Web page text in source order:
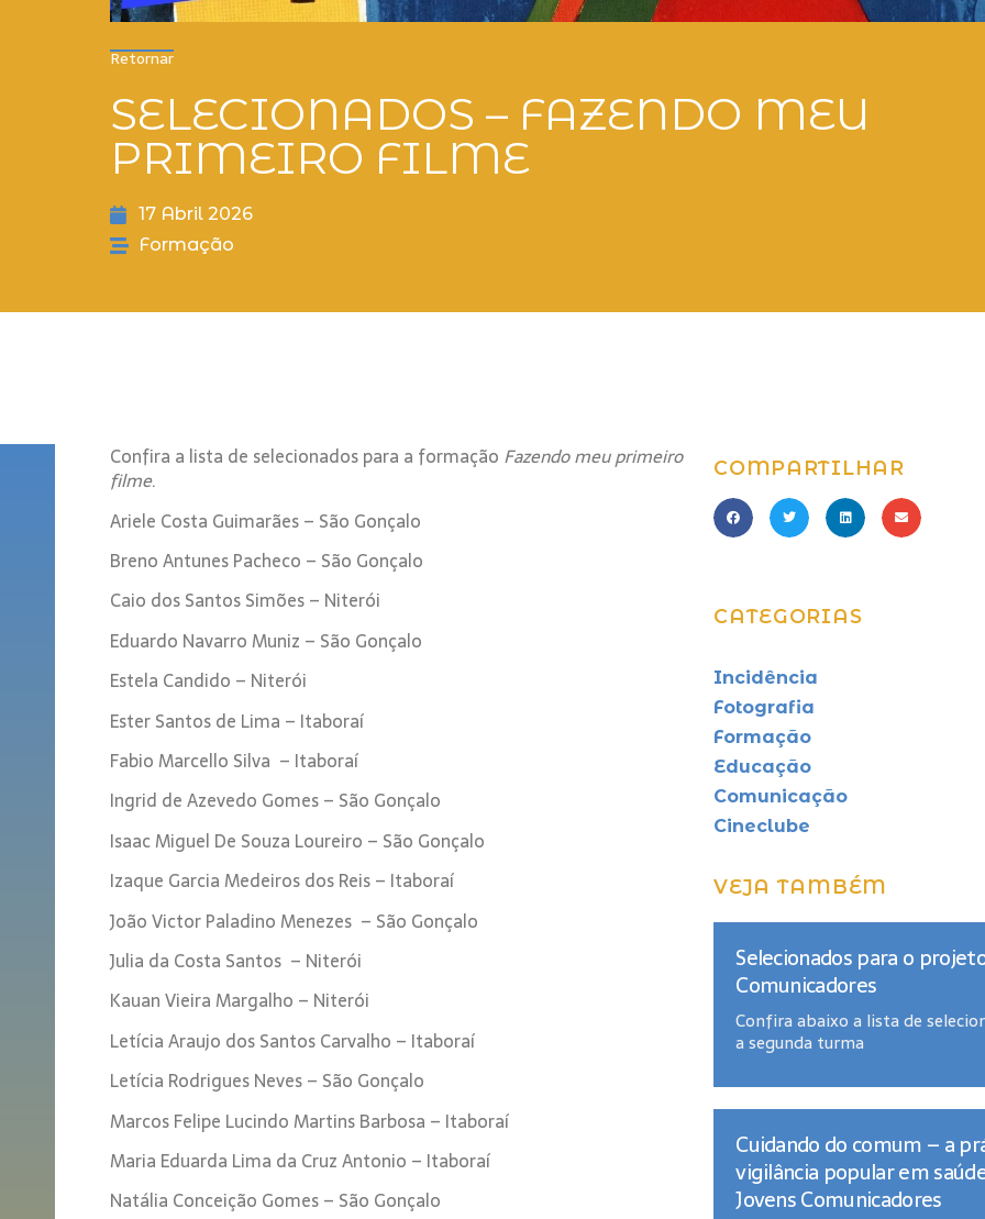
Retornar
SELECIONADOS – FAZENDO MEU
PRIMEIRO FILME
17 Abril 2026
Formação
Confira a lista de selecionados para a formação Fazendo meu primeiro
filme.
Ariele Costa Guimarães – São Gonçalo
Breno Antunes Pacheco – São Gonçalo
Caio dos Santos Simões – Niterói
Eduardo Navarro Muniz – São Gonçalo
Estela Candido – Niterói
Ester Santos de Lima – Itaboraí
Fabio Marcello Silva – Itaboraí
Ingrid de Azevedo Gomes – São Gonçalo
Isaac Miguel De Souza Loureiro – São Gonçalo
Izaque Garcia Medeiros dos Reis – Itaboraí
João Victor Paladino Menezes – São Gonçalo
Julia da Costa Santos – Niterói
Kauan Vieira Margalho – Niterói
Letícia Araujo dos Santos Carvalho – Itaboraí
Letícia Rodrigues Neves – São Gonçalo
Marcos Felipe Lucindo Martins Barbosa – Itaboraí
Maria Eduarda Lima da Cruz Antonio – Itaboraí
Natália Conceição Gomes – São Gonçalo
COMPARTILHAR
CATEGORIAS
Incidência
Fotografia
Formação
Educação
Comunicação
Cineclube
VEJA TAMBÉM
Selecionados para o
Comunicadores
Confira abaixo a lista de
a segunda turma
Cuidando do comum – a
vigilância popular em
Jovens Comunicadores